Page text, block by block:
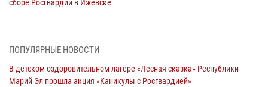
сборе Росгвардии в Ижевске
провели более 90 проверок мест хранения гражданского оружия
06 августа 2026, 08:00
ПОПУЛЯРНЫЕ НОВОСТИ
В детском оздоровительном лагере «Лесная сказка» Республики
Марий Эл прошла акция «Каникулы с Росгвардией»